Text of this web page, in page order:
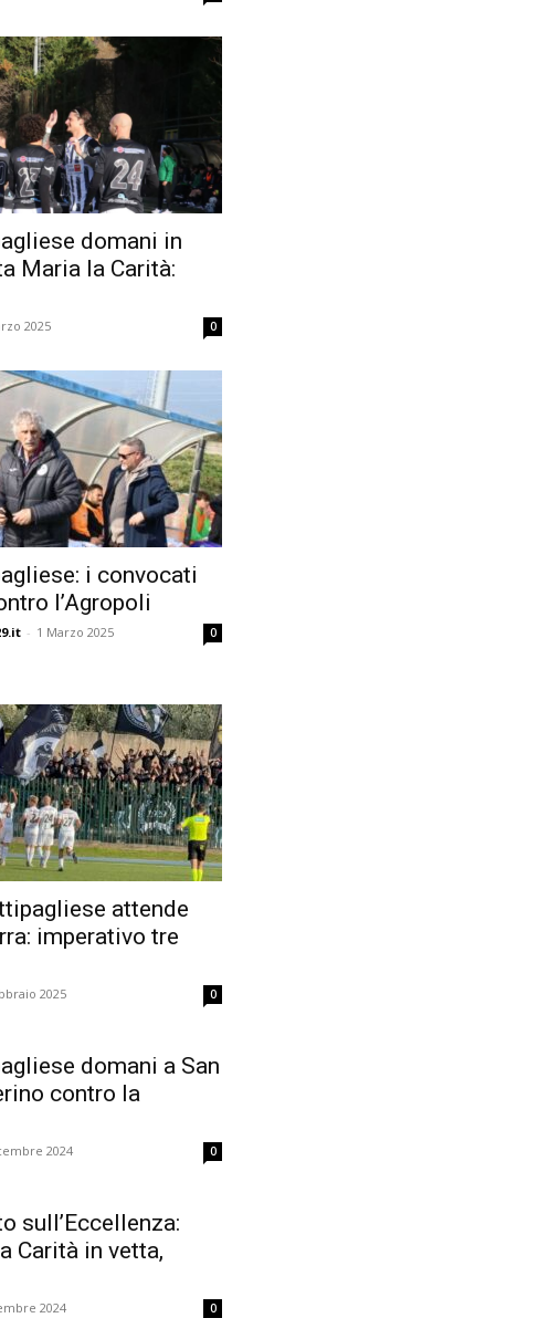
domani in
Maria la Carità:
2025 0
i convocati
l’Agropoli
- 1 Marzo 2025 0
attende
imperativo tre
2025 0
domani a San
contro la
2024 0
sull’Eccellenza:
Carità in vetta,
2024 0